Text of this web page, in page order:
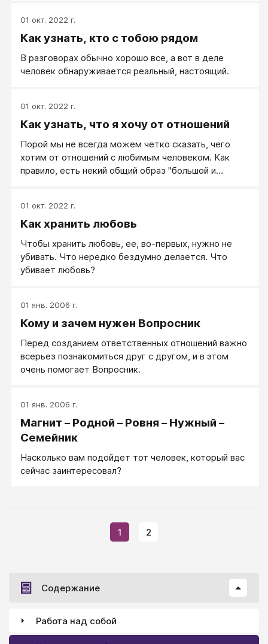
01 окт. 2022 г.
Как узнать, кто с тобою рядом
В разговорах обычно хорошо все, а вот в деле
человек обнаруживается реальный, настоящий.
01 окт. 2022 г.
Как узнать, что я хочу от отношений
Порой мы не всегда можем четко сказать, чего
хотим от отношений с любимым человеком. Как
правило, есть некий общий образ "большой и
трудом. А когда не ясно, что же нам нужно,
отношения строить сложнее.
01 окт. 2022 г.
Как хранить любовь
Чтобы хранить любовь, ее, во-первых, нужно не
убивать. Что нередко бездумно делается. Что
убивает любовь?
01 янв. 2006 г.
Кому и зачем нужен Вопросник
Перед созданием ответственных отношений важно
всерьез познакомиться друг с другом, и в этом
очень помогает Вопросник.
01 янв. 2006 г.
Магнит – Родной – Ровня – Нужный –
Семейник
Насколько вам подойдет тот человек, который вас
сейчас заинтересовал?
1 2
Содержание
Работа над собой